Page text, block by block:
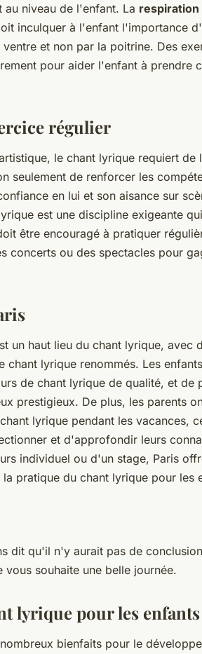
niveau de l'enfant. La respiration
inculquer à l'enfant l'importance
et non par la poitrine. Des
pour aider l'enfant à prendre
régulier
le chant lyrique requiert de
seulement de renforcer les
en lui et son aisance sur
est une discipline exigeante
être encouragé à pratiquer
concerts ou des spectacles pour
un haut lieu du chant lyrique, avec
chant lyrique renommés. Les
de chant lyrique de qualité, et de
prestigieux. De plus, les parents
lyrique pendant les vacances,
et d'approfondir leurs
individuel ou d'un stage, Paris
pratique du chant lyrique pour les
dit qu'il n'y aurait pas de
souhaite une belle journée.
lyrique pour les enfants
bienfaits pour le